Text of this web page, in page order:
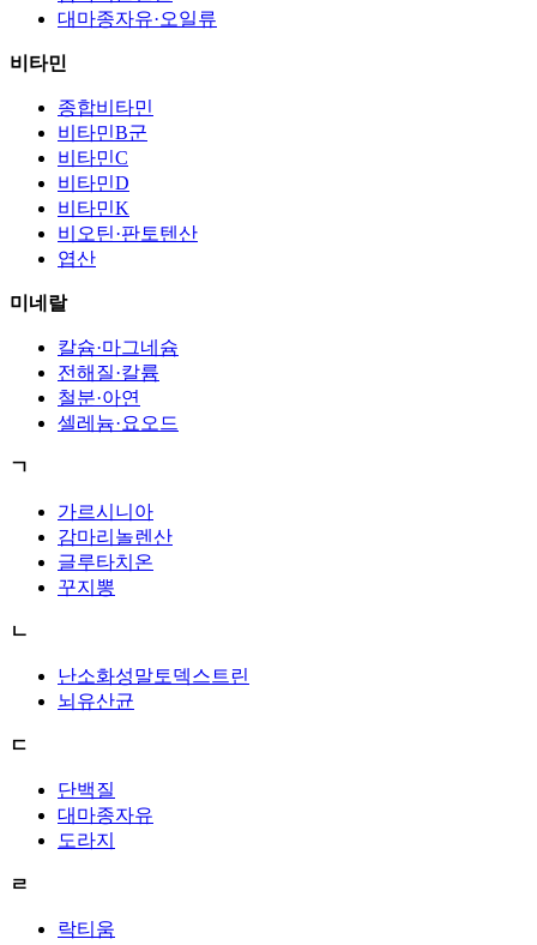
대마종자유·오일류
비타민
종합비타민
비타민B군
비타민C
비타민D
비타민K
비오틴·판토텐산
엽산
미네랄
칼슘·마그네슘
전해질·칼륨
철분·아연
셀레늄·요오드
ㄱ
가르시니아
감마리놀렌산
글루타치온
꾸지뽕
ㄴ
난소화성말토덱스트린
뇌유산균
ㄷ
단백질
대마종자유
도라지
ㄹ
락티움